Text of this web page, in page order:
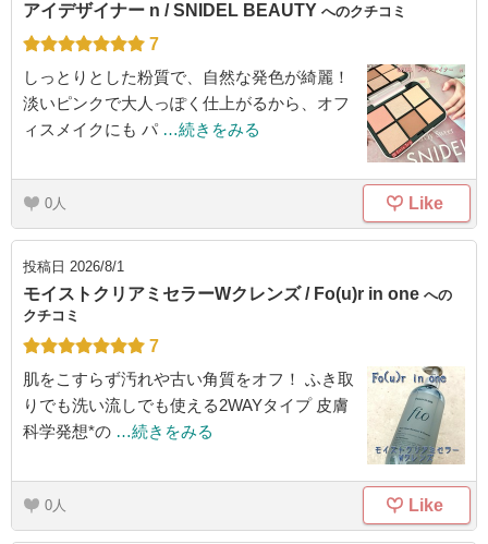
アイデザイナー n / SNIDEL BEAUTY へのクチコミ
7
しっとりとした粉質で、自然な発色が綺麗！
淡いピンクで大人っぽく仕上がるから、オフ
ィスメイクにも パ …続きをみる
0 Like
投稿日 2026/8/1
モイストクリアミセラーWクレンズ / Fo(u)r in one への
クチコミ
7
肌をこすらず汚れや古い角質をオフ！ ふき取
りでも洗い流しでも使える2WAYタイプ 皮膚
科学発想*の …続きをみる
0 Like